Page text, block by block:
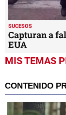
SUCESOS
Capturan a
EUA
MIS TEMAS